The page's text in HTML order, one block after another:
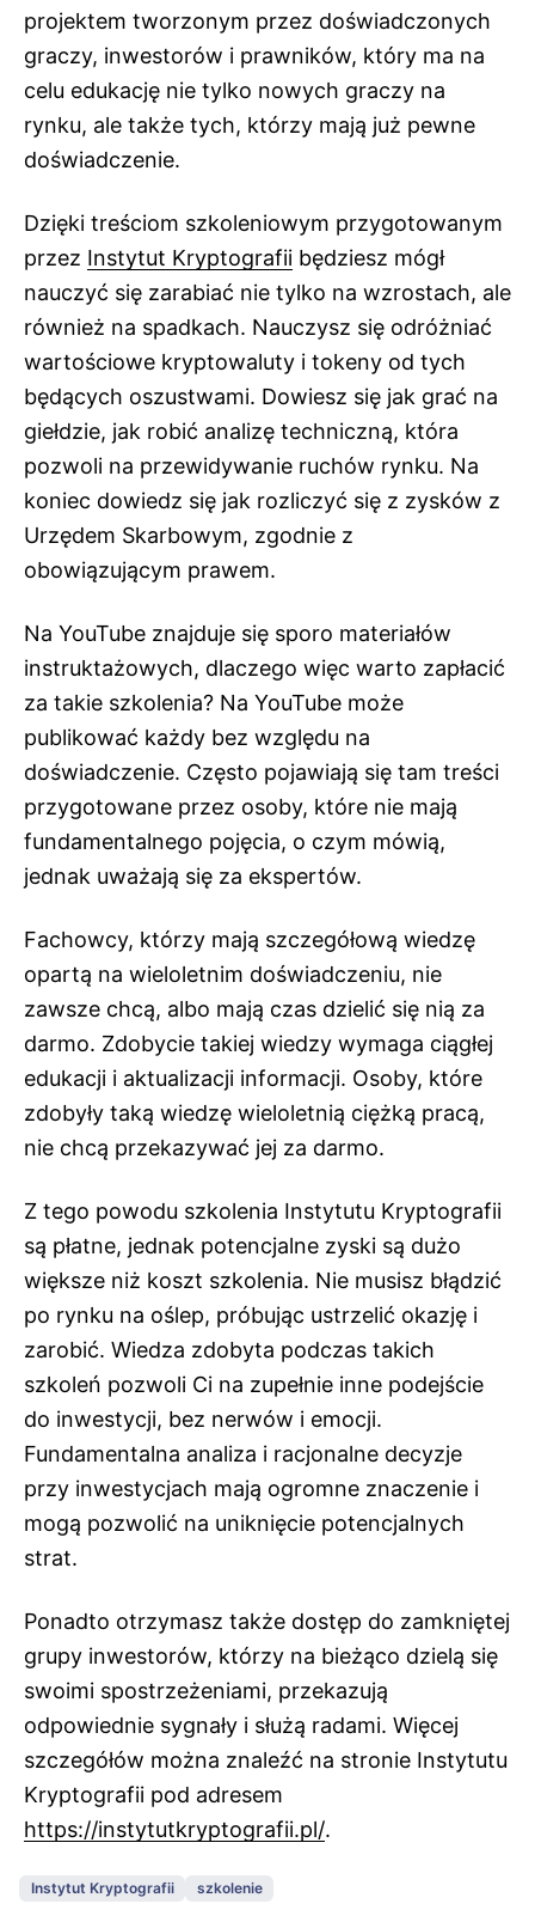
projektem tworzonym przez doświadczonych
graczy, inwestorów i prawników, który ma na
celu edukację nie tylko nowych graczy na
rynku, ale także tych, którzy mają już pewne
doświadczenie.
Dzięki treściom szkoleniowym przygotowanym
przez Instytut Kryptografii będziesz mógł
nauczyć się zarabiać nie tylko na wzrostach, ale
również na spadkach. Nauczysz się odróżniać
wartościowe kryptowaluty i tokeny od tych
będących oszustwami. Dowiesz się jak grać na
giełdzie, jak robić analizę techniczną, która
pozwoli na przewidywanie ruchów rynku. Na
koniec dowiedz się jak rozliczyć się z zysków z
Urzędem Skarbowym, zgodnie z
obowiązującym prawem.
Na YouTube znajduje się sporo materiałów
instruktażowych, dlaczego więc warto zapłacić
za takie szkolenia? Na YouTube może
publikować każdy bez względu na
doświadczenie. Często pojawiają się tam treści
przygotowane przez osoby, które nie mają
fundamentalnego pojęcia, o czym mówią,
jednak uważają się za ekspertów.
Fachowcy, którzy mają szczegółową wiedzę
opartą na wieloletnim doświadczeniu, nie
zawsze chcą, albo mają czas dzielić się nią za
darmo. Zdobycie takiej wiedzy wymaga ciągłej
edukacji i aktualizacji informacji. Osoby, które
zdobyły taką wiedzę wieloletnią ciężką pracą,
nie chcą przekazywać jej za darmo.
Z tego powodu szkolenia Instytutu Kryptografii
są płatne, jednak potencjalne zyski są dużo
większe niż koszt szkolenia. Nie musisz błądzić
po rynku na oślep, próbując ustrzelić okazję i
zarobić. Wiedza zdobyta podczas takich
szkoleń pozwoli Ci na zupełnie inne podejście
do inwestycji, bez nerwów i emocji.
Fundamentalna analiza i racjonalne decyzje
przy inwestycjach mają ogromne znaczenie i
mogą pozwolić na uniknięcie potencjalnych
strat.
Ponadto otrzymasz także dostęp do zamkniętej
grupy inwestorów, którzy na bieżąco dzielą się
swoimi spostrzeżeniami, przekazują
odpowiednie sygnały i służą radami. Więcej
szczegółów można znaleźć na stronie Instytutu
Kryptografii pod adresem
https://instytutkryptografii.pl/.
Instytut Kryptografii szkolenie